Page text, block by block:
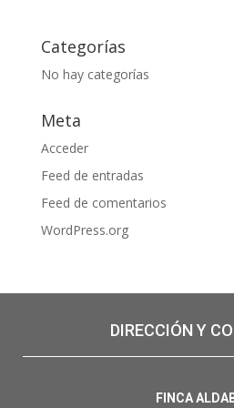
Categorías
No hay categorías
Meta
Acceder
Feed de entradas
Feed de comentarios
WordPress.org
DIRECCIÓN Y
FINCA